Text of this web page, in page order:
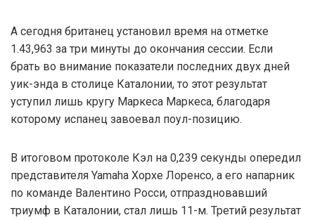
А сегодня британец установил время на отметке
1.43,963 за три минуты до окончания сессии. Если
брать во внимание показатели последних двух дней
уик-энда в столице Каталонии, то этот результат
уступил лишь кругу Маркеса Маркеса, благодаря
которому испанец завоевал поул-позицию.
В итоговом протоколе Кэл на 0,239 секунды опередил
представителя Yamaha Хорхе Лоренсо, а его напарник
по команде Валентино Росси, отпраздновавший
триумф в Каталонии, стал лишь 11-м. Третий результат